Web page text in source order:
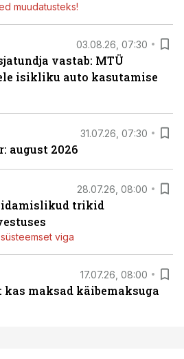
muudatusteks!
03.08.26, 07:30
vastab: MTÜ
isikliku auto kasutamise
31.07.26, 07:30
august 2026
28.07.26, 08:00
trikid
viga
17.07.26, 08:00
kas maksad käibemaksuga